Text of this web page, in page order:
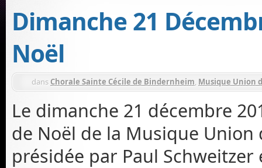
Dimanche 21
Noël
dans Chorale Sainte Cécile de Bindernheim, Musique Union
Le dimanche 21 décembre
de Noël de la Musique
présidée par Paul